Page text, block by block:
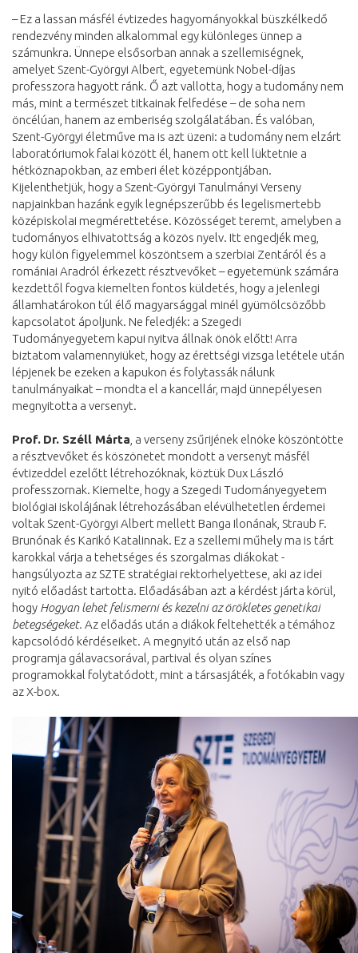
– Ez a lassan másfél évtizedes hagyományokkal büszkélkedő
rendezvény minden alkalommal egy különleges ünnep a
számunkra. Ünnepe elsősorban annak a szellemiségnek,
amelyet Szent-Györgyi Albert, egyetemünk Nobel-díjas
professzora hagyott ránk. Ő azt vallotta, hogy a tudomány nem
más, mint a természet titkainak felfedése – de soha nem
öncélúan, hanem az emberiség szolgálatában. És valóban,
Szent-Györgyi életműve ma is azt üzeni: a tudomány nem elzárt
laboratóriumok falai között él, hanem ott kell lüktetnie a
hétköznapokban, az emberi élet középpontjában.
Kijelenthetjük, hogy a Szent-Györgyi Tanulmányi Verseny
napjainkban hazánk egyik legnépszerűbb és legelismertebb
középiskolai megmérettetése. Közösséget teremt, amelyben a
tudományos elhivatottság a közös nyelv. Itt engedjék meg,
hogy külön figyelemmel köszöntsem a szerbiai Zentáról és a
romániai Aradról érkezett résztvevőket – egyetemünk számára
kezdettől fogva kiemelten fontos küldetés, hogy a jelenlegi
államhatárokon túl élő magyarsággal minél gyümölcsözőbb
kapcsolatot ápoljunk. Ne feledjék: a Szegedi
Tudományegyetem kapui nyitva állnak önök előtt! Arra
biztatom valamennyiüket, hogy az érettségi vizsga letétele után
lépjenek be ezeken a kapukon és folytassák nálunk
tanulmányaikat – mondta el a kancellár, majd ünnepélyesen
megnyitotta a versenyt.
Prof. Dr. Széll Márta , a verseny zsűrijének elnöke köszöntötte
a résztvevőket és köszönetet mondott a versenyt másfél
évtizeddel ezelőtt létrehozóknak, köztük Dux László
professzornak. Kiemelte, hogy a Szegedi Tudományegyetem
biológiai iskolájának létrehozásában elévülhetetlen érdemei
voltak Szent-Györgyi Albert mellett Banga Ilonának, Straub F.
Brunónak és Karikó Katalinnak. Ez a szellemi műhely ma is tárt
karokkal várja a tehetséges és szorgalmas diákokat -
hangsúlyozta az SZTE stratégiai rektorhelyettese, aki az idei
nyitó előadást tartotta. Előadásában azt a kérdést járta körül,
hogy Hogyan lehet felismerni és kezelni az örökletes genetikai
betegségeket. Az előadás után a diákok feltehették a témához
kapcsolódó kérdéseiket. A megnyitó után az első nap
programja gálavacsorával, partival és olyan színes
programokkal folytatódott, mint a társasjáték, a fotókabin vagy
az X-box.